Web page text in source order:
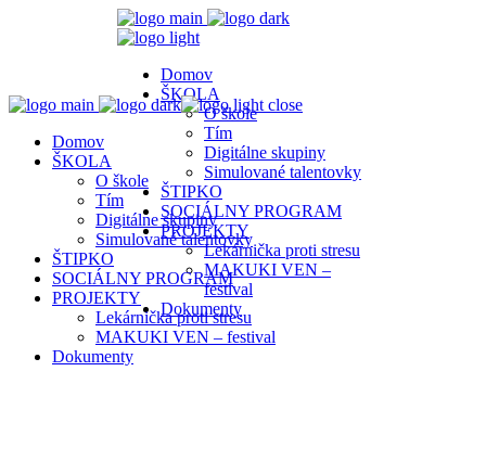
Domov
ŠKOLA
O škole
Tím
Digitálne skupiny
Simulované talentovky
ŠTIPKO
SOCIÁLNY PROGRAM
PROJEKTY
Lekárnička proti stresu
MAKUKI VEN –
festival
Dokumenty
close
Domov
ŠKOLA
O škole
Tím
Digitálne skupiny
Simulované talentovky
ŠTIPKO
SOCIÁLNY PROGRAM
PROJEKTY
Lekárnička proti stresu
MAKUKI VEN – festival
Dokumenty